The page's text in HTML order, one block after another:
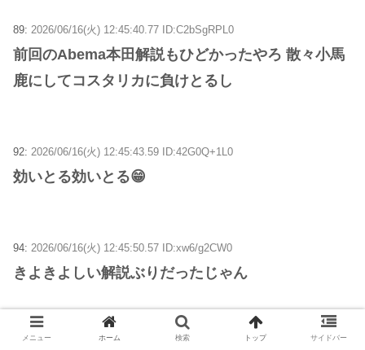
89: 2026/06/16(火) 12:45:40.77 ID:C2bSgRPL0
前回のAbema本田解説もひどかったやろ 散々小馬
鹿にしてコスタリカに負けとるし
92: 2026/06/16(火) 12:45:43.59 ID:42G0Q+1L0
効いとる効いとる😁
94: 2026/06/16(火) 12:45:50.57 ID:xw6/g2CW0
きよきよしい解説ぶりだったじゃん
メニュー ホーム 検索 トップ サイドバー